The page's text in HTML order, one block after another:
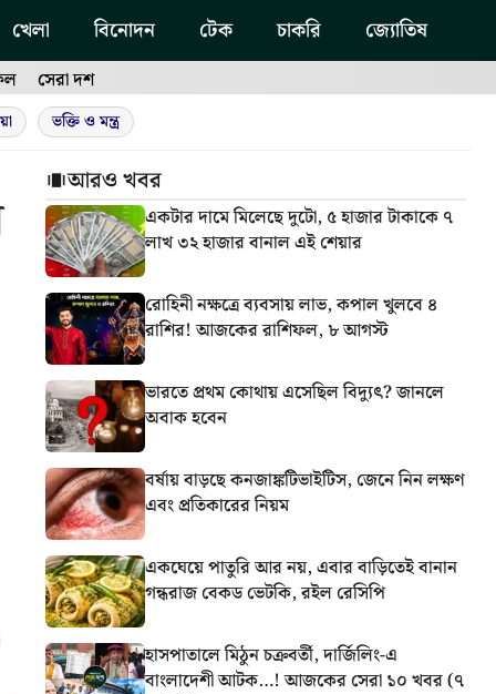
খেলা বিনোদন টেক চাকরি জ্যোতিষ
সেরা দশ
ভক্তি ও মন্ত্র
আরও খবর
একটার দামে মিলেছে দুটো, ৫ হাজার টাকাকে ৭
লাখ ৩২ হাজার বানাল এই শেয়ার
রোহিনী নক্ষত্রে ব্যবসায় লাভ, কপাল খুলবে ৪
রাশির! আজকের রাশিফল, ৮ আগস্ট
ভারতে প্রথম কোথায় এসেছিল বিদ্যুৎ? জানলে
অবাক হবেন
বর্ষায় বাড়ছে কনজাঙ্কটিভাইটিস, জেনে নিন লক্ষণ
এবং প্রতিকারের নিয়ম
একঘেয়ে পাতুরি আর নয়, এবার বাড়িতেই বানান
গন্ধরাজ বেকড ভেটকি, রইল রেসিপি
হাসপাতালে মিঠুন চক্রবর্তী, দার্জিলিং-এ
বাংলাদেশী আটক…! আজকের সেরা ১০ খবর (৭